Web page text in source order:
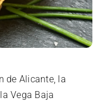
de Alicante, la
Vega Baja